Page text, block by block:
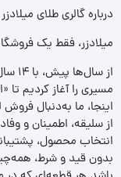
درباره گالری طلای میلادزر
میلادزر، فقط یک
از
مسیری را آغاز کردیم تا
اینجا، ما به‌دنبال
از سلیقه، اطمینان و
انتخاب محصول،
بدون قید و شرط،